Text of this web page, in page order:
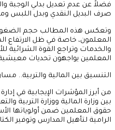
فضلاً عن عدم تعديل بدلي الوجبة
صرف البديل النقدي وبدل اللبس
وتعكس هذه المطالب حجم
المعلمون، خاصة في ظل الارتفاع
والخدمات وتراجع القوة الشرائية
المعلمين يواجهون تحديات
التنسيق بين المالية والتربية..
من أبرز المؤشرات الإيجابية في
بين وزارة المالية ووزارة التربية
حقوق المعلمين ضمن أولوياتها
الرامية لتأهيل المدارس وتوفير